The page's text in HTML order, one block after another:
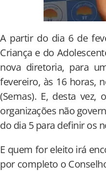
A partir do dia 6 de
Criança e do
nova diretoria, para
fevereiro, às 16 horas,
(Semas). E, desta
organizações não
do dia 5 para definir os
E quem for eleito irá
por completo o